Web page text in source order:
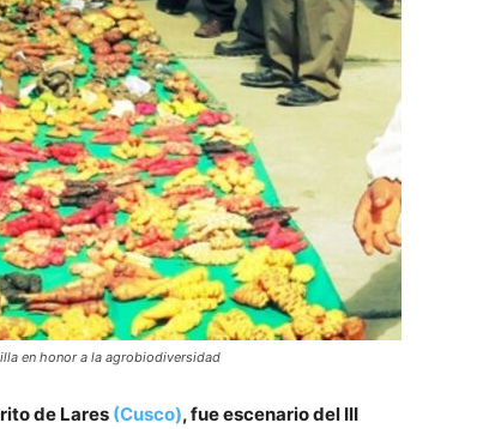
en honor a la agrobiodiversidad
de Lares (Cusco), fue escenario del III